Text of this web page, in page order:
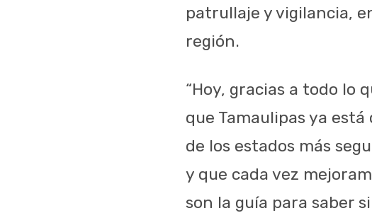
patrullaje y vigilancia,
región.
“Hoy, gracias a todo lo
que Tamaulipas ya
de los estados más
y que cada vez
son la guía para saber